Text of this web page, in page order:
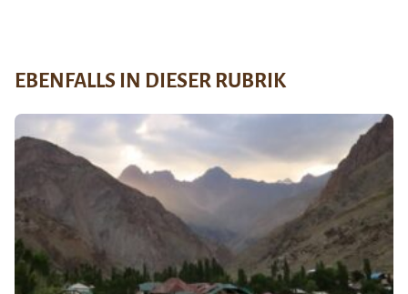
EBENFALLS IN DIESER RUBRIK